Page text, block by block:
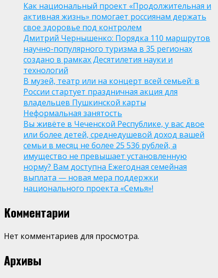
Как национальный проект «Продолжительная и
активная жизнь» помогает россиянам держать
свое здоровье под контролем
Дмитрий Чернышенко: Порядка 110 маршрутов
научно-популярного туризма в 35 регионах
создано в рамках Десятилетия науки и
технологий
В музей, театр или на концерт всей семьей: в
России стартует праздничная акция для
владельцев Пушкинской карты
Неформальная занятость
Вы живёте в Чеченской Республике, у вас двое
или более детей, среднедушевой доход вашей
семьи в месяц не более 25 536 рублей, а
имущество не превышает установленную
норму? Вам доступна Ежегодная семейная
выплата — новая мера поддержки
национального проекта «Семья»!
Комментарии
Нет комментариев для просмотра.
Архивы